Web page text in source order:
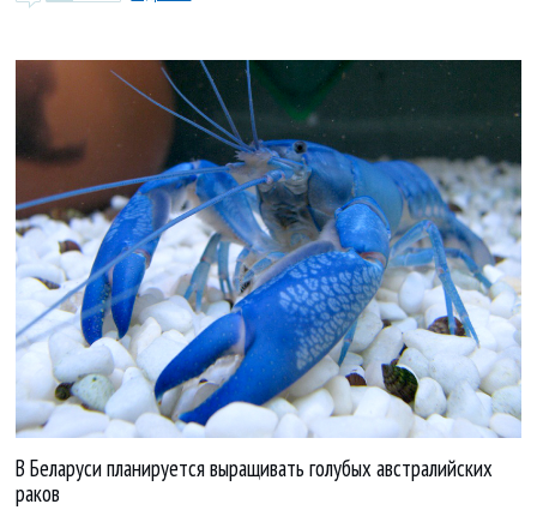
В Беларуси планируется выращивать голубых австралийских
раков